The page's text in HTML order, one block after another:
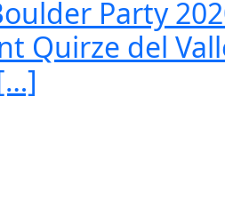
Party
Quirze del